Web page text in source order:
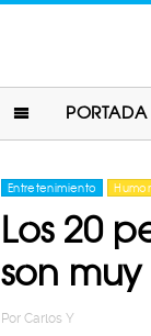
PORTADA
Entretenimiento
Los 20
son
Por Carlos Y